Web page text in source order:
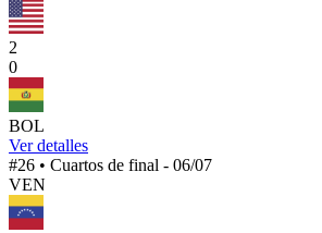
2
0
BOL
Ver detalles
#26 • Cuartos de final - 06/07
VEN